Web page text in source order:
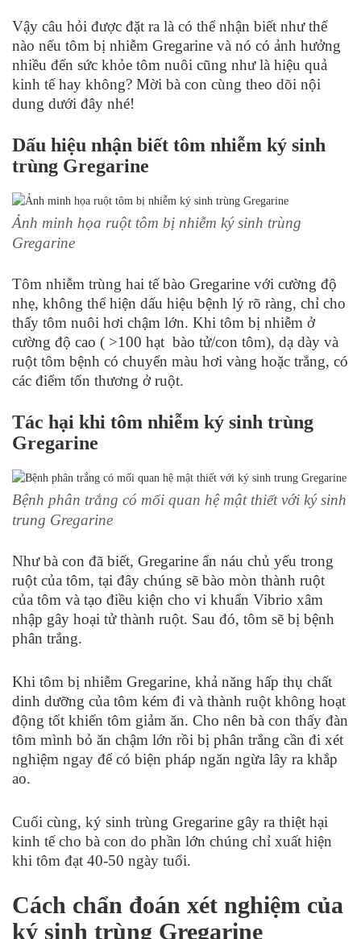
Vậy câu hỏi được đặt ra là có thể nhận biết như thế
nào nếu tôm bị nhiễm Gregarine và nó có ảnh hưởng
nhiều đến sức khỏe tôm nuôi cũng như là hiệu quả
kinh tế hay không? Mời bà con cùng theo dõi nội
dung dưới đây nhé!
Dấu hiệu nhận biết tôm nhiễm ký sinh
trùng Gregarine
Ảnh minh họa ruột tôm bị nhiễm ký sinh trùng
Gregarine
Tôm nhiễm trùng hai tế bào Gregarine với cường độ
nhẹ, không thể hiện dấu hiệu bệnh lý rõ ràng, chỉ cho
thấy tôm nuôi hơi chậm lớn. Khi tôm bị nhiễm ở
cường độ cao ( >100 hạt bào tử/con tôm), dạ dày và
ruột tôm bệnh có chuyển màu hơi vàng hoặc trắng, có
các điểm tổn thương ở ruột.
Tác hại khi tôm nhiễm ký sinh trùng
Gregarine
Bệnh phân trắng có mối quan hệ mật thiết với ký sinh
trung Gregarine
Như bà con đã biết, Gregarine ẩn náu chủ yếu trong
ruột của tôm, tại đây chúng sẽ bào mòn thành ruột
của tôm và tạo điều kiện cho vi khuẩn Vibrio xâm
nhập gây hoại tử thành ruột. Sau đó, tôm sẽ bị bệnh
phân trắng.
Khi tôm bị nhiễm Gregarine, khả năng hấp thụ chất
dinh dưỡng của tôm kém đi và thành ruột không hoạt
động tốt khiến tôm giảm ăn. Cho nên bà con thấy đàn
tôm mình bỏ ăn chậm lớn rồi bị phân trắng cần đi xét
nghiệm ngay để có biện pháp ngăn ngừa lây ra khắp
ao.
Cuối cùng, ký sinh trùng Gregarine gây ra thiệt hại
kinh tế cho bà con do phần lớn chúng chỉ xuất hiện
khi tôm đạt 40-50 ngày tuổi.
Cách chẩn đoán xét nghiệm của
ký sinh trùng Gregarine